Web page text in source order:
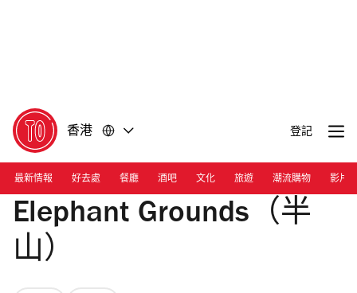
香港 登記
最新情報 好去處 餐廳 酒吧 文化 旅遊 潮流購物 影片
Elephant Grounds（半
山）